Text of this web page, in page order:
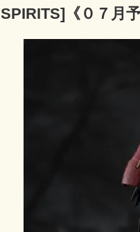
SPIRITS]《０７月